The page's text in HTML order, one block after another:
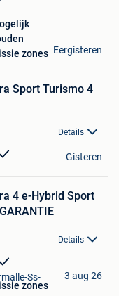
zones Eergisteren
Sport Turismo 4
Details
Gisteren
4 e-Hybrid Sport
Details
zones
Ss-
3 aug 26